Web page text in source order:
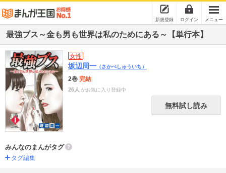
新規登録 ログイン メニュー
最強ブス～金も男も世界は私のためにある～【単行本】
女性
坂辺周一 （さかべしゅういち）
2巻 完結
26人 がお気に入り登録中
無料試し読み
みんなのまんがタグ
タグ編集